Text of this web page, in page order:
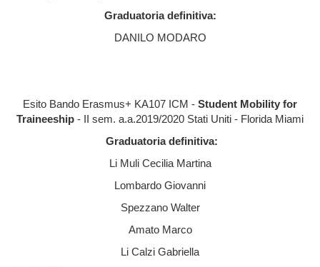
Graduatoria definitiva:
DANILO MODARO
Esito Bando Erasmus+ KA107 ICM - Student Mobility for
Traineeship - II sem. a.a.2019/2020 Stati Uniti - Florida Miami
Graduatoria definitiva:
Li Muli Cecilia Martina
Lombardo Giovanni
Spezzano Walter
Amato Marco
Li Calzi Gabriella